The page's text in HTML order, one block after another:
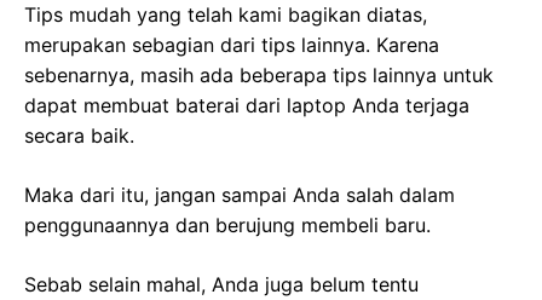
Tips mudah yang telah kami bagikan diatas,
merupakan sebagian dari tips lainnya. Karena
sebenarnya, masih ada beberapa tips lainnya untuk
dapat membuat baterai dari laptop Anda terjaga
secara baik.
Maka dari itu, jangan sampai Anda salah dalam
penggunaannya dan berujung membeli baru.
Sebab selain mahal, Anda juga belum tentu